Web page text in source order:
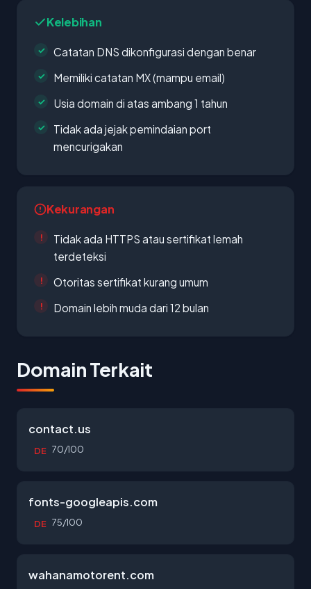
Kelebihan
Catatan DNS dikonfigurasi dengan benar
Memiliki catatan MX (mampu email)
Usia domain di atas ambang 1 tahun
Tidak ada jejak pemindaian port
mencurigakan
Kekurangan
Tidak ada HTTPS atau sertifikat lemah
terdeteksi
Otoritas sertifikat kurang umum
Domain lebih muda dari 12 bulan
Domain Terkait
contact.us
DE 70/100
fonts-googleapis.com
DE 75/100
wahanamotorent.com